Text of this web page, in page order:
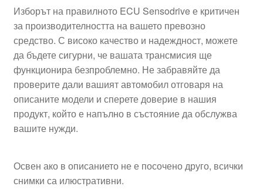
Изборът на правилното ECU Sensodrive е критичен
за производителността на вашето превозно
средство. С високо качество и надеждност, можете
да бъдете сигурни, че вашата трансмисия ще
функционира безпроблемно. Не забравяйте да
проверите дали вашият автомобил отговаря на
описаните модели и сперете доверие в нашия
продукт, който е напълно в състояние да обслужва
вашите нужди.
Освен ако в описанието не е посочено друго, всички
снимки са илюстративни.